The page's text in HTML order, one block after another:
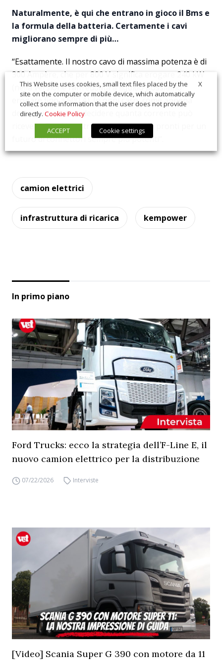
Naturalmente, è qui che entrano in gioco il Bms e
la formula della batteria. Certamente i cavi
migliorano sempre di più…
“Esattamente. Il nostro cavo di massima potenza è di
300 Ampère, che per 800 V significa erogare 240 kW
(nella versione raffreddata a liquido possiamo
erogare fino a 500 A). In ogni caso, come appena
detto, è il veicolo a decidere quanta corrente può
ricevere. Tutti i nostri sistemi sono già pronti per un
futuro di connettori sempre più potenti“.
camion elettrici
infrastruttura di ricarica kempower
In primo piano
Ford Trucks: ecco la strategia dell’F-Line E, il
nuovo camion elettrico per la distribuzione
07/22/2026 Interviste
[Video] Scania Super G 390 con motore da 11
X
This Website uses cookies, small text files placed by the
site on the computer or mobile device, which automatically
collect some information that the user does not provide
directly. Cookie Policy
ACCEPT
Cookie settings